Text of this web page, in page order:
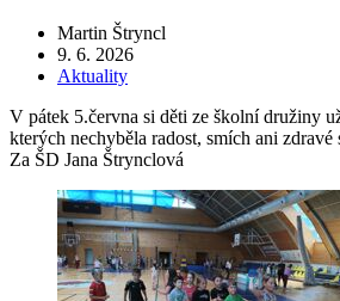
Martin Štryncl
9. 6. 2026
Aktuality
V pátek 5.června si děti ze školní družiny
kterých nechyběla radost, smích ani
Za ŠD Jana Štrynclová